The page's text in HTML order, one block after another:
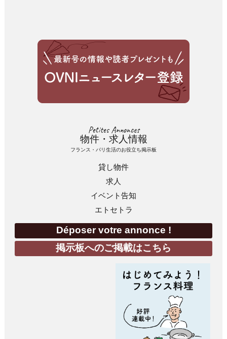
Petites Annonces
物件・求人情報
フランス・パリ生活のお役立ち掲示板
貸し物件
求人
イベント告知
エトセトラ
Déposer votre annonce !
掲示板へのご掲載はこちら